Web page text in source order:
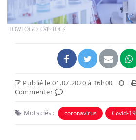
HOWTOGOTO/ISTOCK
Publié le 01.07.2020 à 16h00 | |
Commenter
Mots clés : coronavirus Covid-19